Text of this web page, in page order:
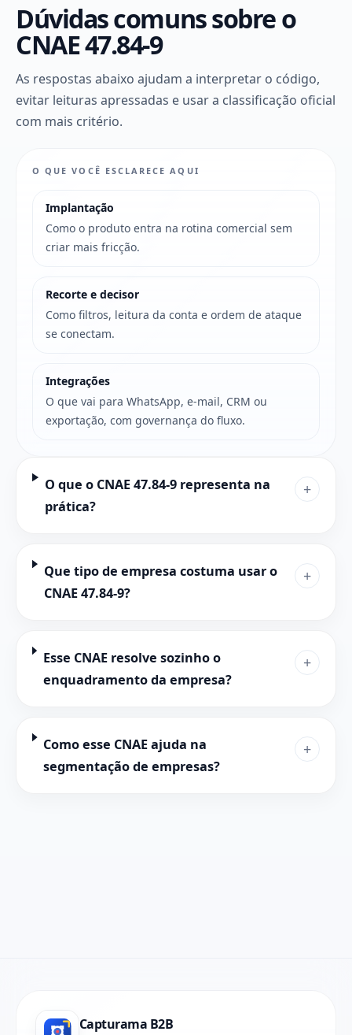
Dúvidas comuns sobre o
CNAE 47.84-9
As respostas abaixo ajudam a interpretar o código,
evitar leituras apressadas e usar a classificação oficial
com mais critério.
O QUE VOCÊ ESCLARECE AQUI
Implantação
Como o produto entra na rotina comercial sem
criar mais fricção.
Recorte e decisor
Como filtros, leitura da conta e ordem de ataque
se conectam.
Integrações
O que vai para WhatsApp, e-mail, CRM ou
exportação, com governança do fluxo.
O que o CNAE 47.84-9 representa na
prática?
+
Que tipo de empresa costuma usar o
CNAE 47.84-9?
+
Esse CNAE resolve sozinho o
enquadramento da empresa?
+
Como esse CNAE ajuda na
segmentação de empresas?
+
Capturama B2B